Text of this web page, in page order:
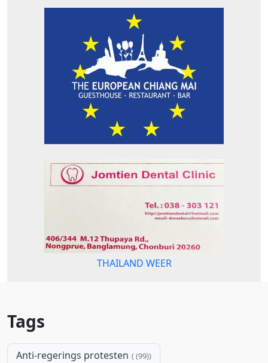
THAILAND WEER
Tags
Anti-regerings protesten (99)